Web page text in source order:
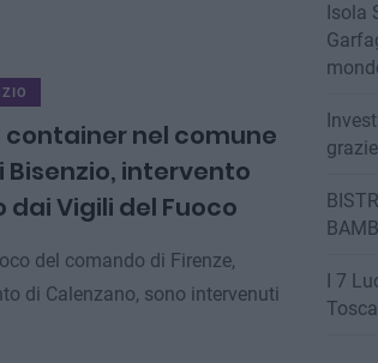
container nel comune
Bisenzio, intervento
dai Vigili del Fuoco
del comando di Firenze,
di Calenzano, sono intervenuti
Isola
I 7